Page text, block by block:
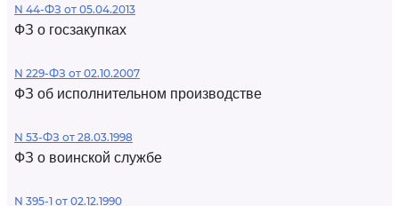
N 44-ФЗ от 05.04.2013
ФЗ о госзакупках
N 229-ФЗ от 02.10.2007
ФЗ об исполнительном производстве
N 53-ФЗ от 28.03.1998
ФЗ о воинской службе
N 395-1 от 02.12.1990